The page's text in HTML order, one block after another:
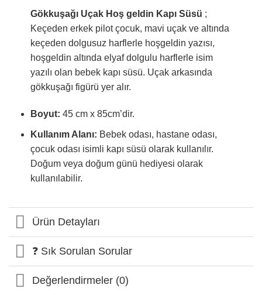
Gökkuşağı Uçak Hoş geldin Kapı Süsü ;
Keçeden erkek pilot çocuk, mavi uçak ve altında
keçeden dolgusuz harflerle hoşgeldin yazısı,
hoşgeldin altında elyaf dolgulu harflerle isim
yazılı olan bebek kapı süsü. Uçak arkasında
gökkuşağı figürü yer alır.
Boyut: 45 cm x 85cm’dir.
Kullanım Alanı: Bebek odası, hastane odası,
çocuk odası isimli kapı süsü olarak kullanılır.
Doğum veya doğum günü hediyesi olarak
kullanılabilir.
Ürün Detayları
❓ Sık Sorulan Sorular
Değerlendirmeler (0)